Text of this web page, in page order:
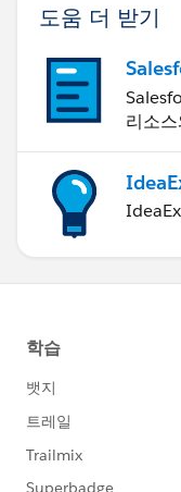
도움 더 받기
리소